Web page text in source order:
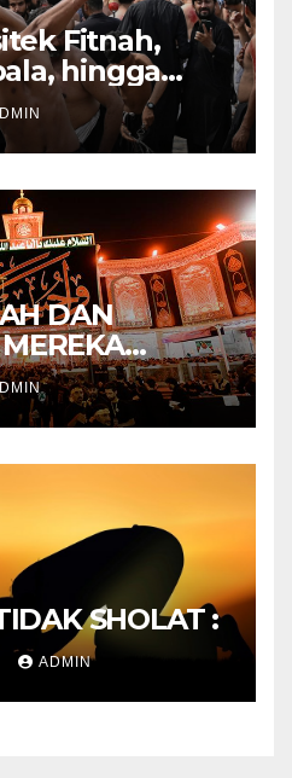
Fitnah,
hingga
sekte serta
DAN
SHOLAT :
ADMIN